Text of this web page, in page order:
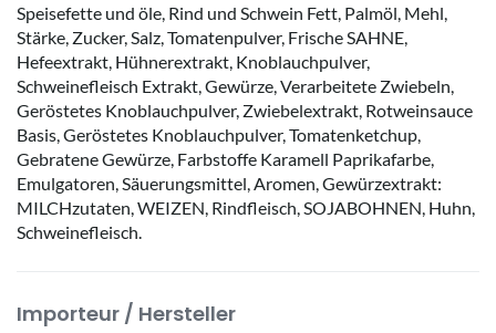
Speisefette und öle, Rind und Schwein Fett, Palmöl, Mehl,
Stärke, Zucker, Salz, Tomatenpulver, Frische SAHNE,
Hefeextrakt, Hühnerextrakt, Knoblauchpulver,
Schweinefleisch Extrakt, Gewürze, Verarbeitete Zwiebeln,
Geröstetes Knoblauchpulver, Zwiebelextrakt, Rotweinsauce
Basis, Geröstetes Knoblauchpulver, Tomatenketchup,
Gebratene Gewürze, Farbstoffe Karamell Paprikafarbe,
Emulgatoren, Säuerungsmittel, Aromen, Gewürzextrakt:
MILCHzutaten, WEIZEN, Rindfleisch, SOJABOHNEN, Huhn,
Schweinefleisch.
Importeur / Hersteller